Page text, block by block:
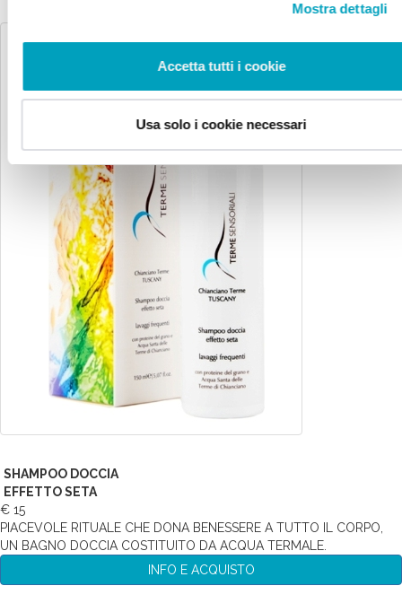
Mostra dettagli
Accetta tutti i cookie
Usa solo i cookie necessari
SHAMPOO DOCCIA
EFFETTO SETA
€ 15
PIACEVOLE RITUALE CHE DONA BENESSERE A TUTTO IL CORPO,
UN BAGNO DOCCIA COSTITUITO DA ACQUA TERMALE.
INFO E ACQUISTO